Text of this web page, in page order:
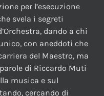
per l’esecuzione
svela i segreti
dando a chi
con aneddoti che
del Maestro, ma
di Riccardo Muti
musica e sul
cercando di